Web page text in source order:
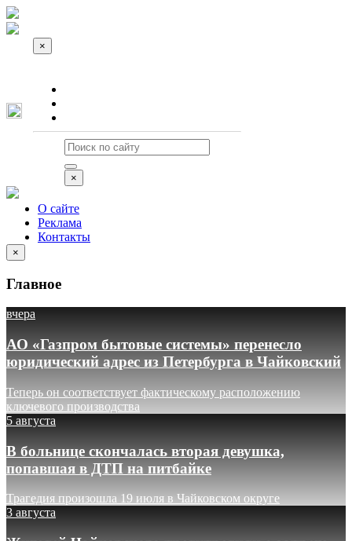
×
×
О сайте
Реклама
Контакты
×
Главное
вчера
АО «Газпром бытовые системы» перенесло
юридический адрес из Петербурга в Чайковский
Теперь он соответствует фактическому расположению
ключевого производства
5 августа
В больнице скончалась вторая девушка,
попавшая в ДТП на питбайке
Трагедия произошла 19 июля в Чайковском округе
3 августа